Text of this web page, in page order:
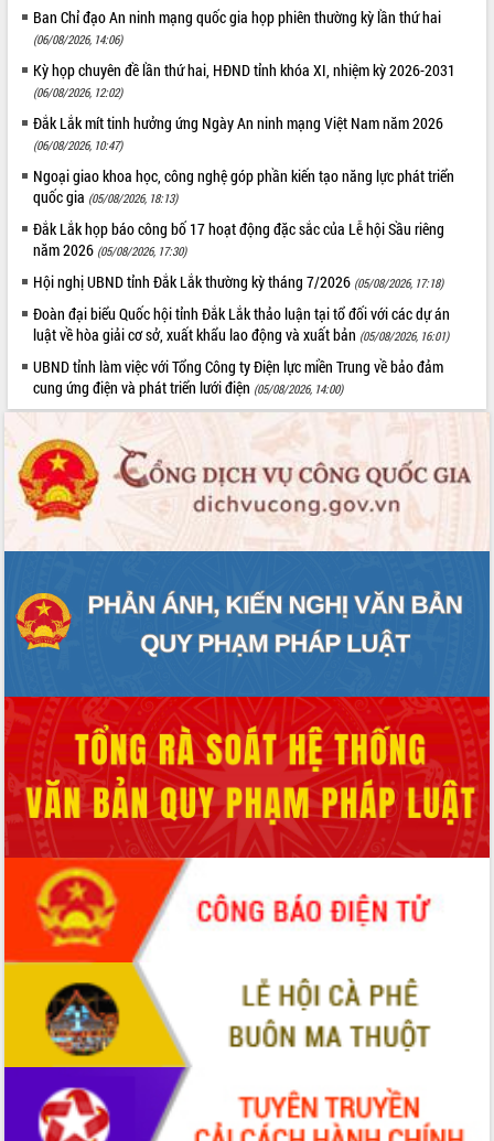
Khơi thông điểm nghẽn, đẩy nhanh
giải ngân vốn khắc phục thiên tai
HĐND tỉnh thông qua điều chỉnh Quy
hoạch tỉnh thời kỳ 2021-2030
Hội thảo góp ý hồ sơ điều chỉnh quy
hoạch tỉnh Đắk Lắk thời kỳ 2021-2030,
tầm nhìn đến năm 2050
Nâng cao hiệu quả hoạt động của các
doanh nghiệp nhà nước
Hội nghị triển khai kết nối mạng
truyền số liệu chuyên dùng phục vụ cơ
quan Đảng, Nhà nước
Lễ phát động chuỗi hoạt động chung
tay làm sạch môi trường
Xã Ea Kar bước chuyển mình trong
công tác cải cách hành chính mô hình
mới
năm 2026
Hội thảo khoa học “Giải pháp thúc đẩy
phát triển nền kinh tế xanh tại tỉnh
Đắk Lắk”
Tăng cường giám sát, đôn đốc thực
hàng tuần
Tháo gỡ những vướng mắc, đẩy mạnh
công tác cải cách thủ tục hành chính
tại Trung tâm Phục vụ hành chính
Đắk Lắk: Tôn vinh 46 giải pháp tại Hội
thi Sáng tạo Kỹ thuật 2024 - 2025
Đắk Lắk rà soát, điều chỉnh Đề án 190
về phát triển nuôi trồng thủy sản
Phó Chủ tịch UBND tỉnh Đắk Lắk
Trương Công Thái kiểm tra thực địa
Dự án cao tốc Khánh Hòa - Buôn Ma
Thuột
Định vị cà phê Việt Nam như một “di
sản sống” trong dòng chảy toàn cầu
Xây dựng nông thôn mới: Nâng cao đời
sống người dân từ những mô hình thiết
Quyết liệt tháo gỡ vướng mắc, đẩy
nhanh tiến độ các dự án trọng điểm
trong Khu kinh tế Nam Phú Yên
Hòn Yến phát triển du lịch gắn với bảo
tồn biển
Ban Chỉ đạo An ninh mạng quốc gia họp phiên thường kỳ lần thứ hai
(06/08/2026, 14:06)
Kỳ họp chuyên đề lần thứ hai, HĐND tỉnh khóa XI, nhiệm kỳ 2026-2031
(06/08/2026, 12:02)
Đắk Lắk mít tinh hưởng ứng Ngày An ninh mạng Việt Nam năm 2026
(06/08/2026, 10:47)
Ngoại giao khoa học, công nghệ góp phần kiến tạo năng lực phát triển
quốc gia (05/08/2026, 18:13)
Đắk Lắk họp báo công bố 17 hoạt động đặc sắc của Lễ hội Sầu riêng
năm 2026 (05/08/2026, 17:30)
Hội nghị UBND tỉnh Đắk Lắk thường kỳ tháng 7/2026 (05/08/2026, 17:18)
Đoàn đại biểu Quốc hội tỉnh Đắk Lắk thảo luận tại tổ đối với các dự án
luật về hòa giải cơ sở, xuất khẩu lao động và xuất bản (05/08/2026, 16:01)
UBND tỉnh làm việc với Tổng Công ty Điện lực miền Trung về bảo đảm
cung ứng điện và phát triển lưới điện (05/08/2026, 14:00)